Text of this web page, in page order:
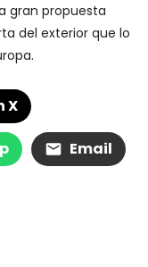
gran propuesta
del exterior que lo
X
Email